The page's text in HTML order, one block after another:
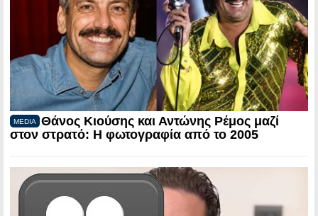
MEDIA
Θάνος Κιούσης και Αντώνης Ρέμος μαζί
στον στρατό: Η φωτογραφία από το 2005